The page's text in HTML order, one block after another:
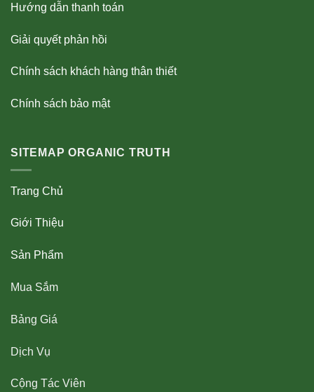
Hướng dẫn thanh toán
Giải quyết phản hồi
Chính sách khách hàng thân thiết
Chính sách bảo mật
SITEMAP ORGANIC TRUTH
Trang Chủ
Giới Thiệu
Sản Phẩm
Mua Sắm
Bảng Giá
Dịch Vụ
Cộng Tác Viên